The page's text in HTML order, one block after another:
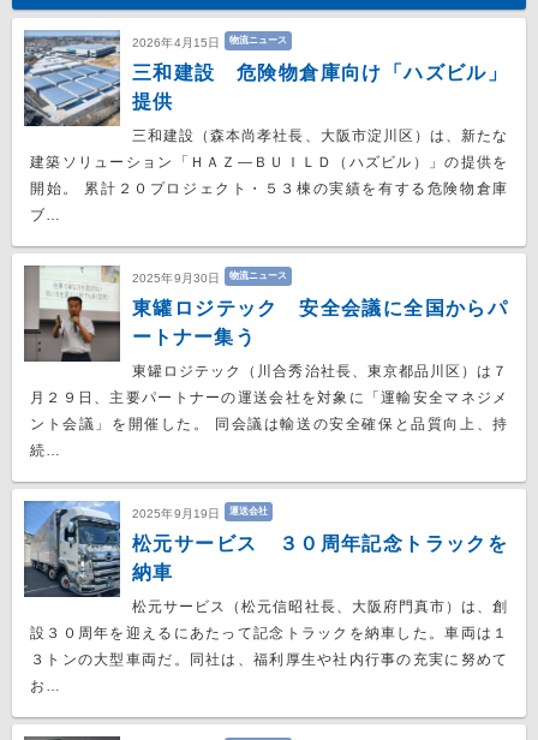
2026年4月15日 物流ニュース
三和建設 危険物倉庫向け「ハズビル」
提供
三和建設（森本尚孝社長、大阪市淀川区）は、新たな
建築ソリューション「ＨＡＺ―ＢＵＩＬＤ（ハズビル）」の提供を
開始。 累計２０プロジェクト・５３棟の実績を有する危険物倉庫
ブ…
2025年9月30日 物流ニュース
東罐ロジテック 安全会議に全国からパ
ートナー集う
東罐ロジテック（川合秀治社長、東京都品川区）は７
月２９日、主要パートナーの運送会社を対象に「運輸安全マネジメ
ント会議」を開催した。 同会議は輸送の安全確保と品質向上、持
続…
2025年9月19日 運送会社
松元サービス ３０周年記念トラックを
納車
松元サービス（松元信昭社長、大阪府門真市）は、創
設３０周年を迎えるにあたって記念トラックを納車した。車両は１
３トンの大型車両だ。同社は、福利厚生や社内行事の充実に努めて
お…